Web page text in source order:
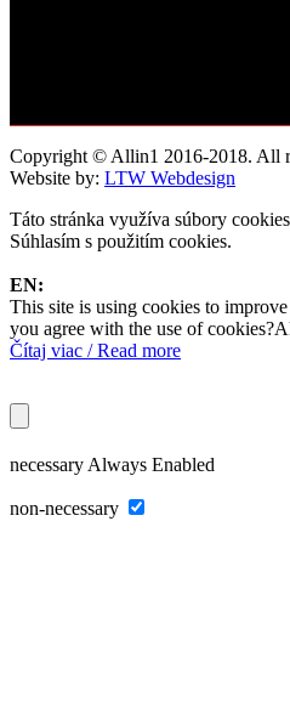
Copyright © Allin1 2016-2018. All
Website by: LTW Webdesign
Táto stránka využíva súbory
Súhlasím s použitím cookies.
EN:
This site is using cookies to
you agree with the use of cookies?
Čítaj viac / Read more
necessary Always Enabled
non-necessary